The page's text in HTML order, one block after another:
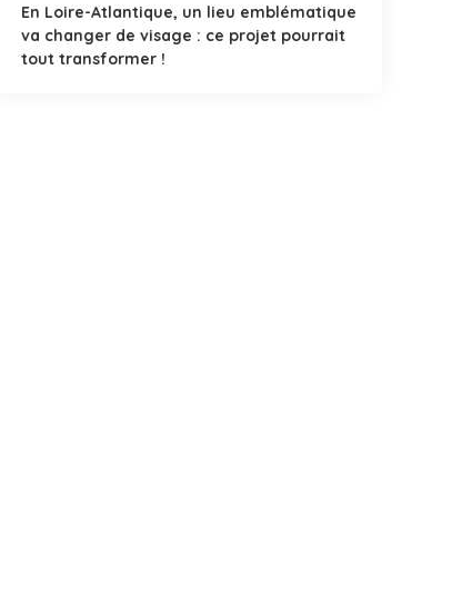
En Loire-Atlantique, un lieu emblématique
va changer de visage : ce projet pourrait
tout transformer !